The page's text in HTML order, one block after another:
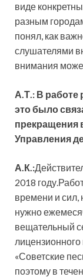
виде
разным
понял, как
слушателями
внимания
А.Т.: В
это было
прекращения
Управления
А.К.:
2018
времени и сил,
нужно
вещательный
«Советские
поэтому в